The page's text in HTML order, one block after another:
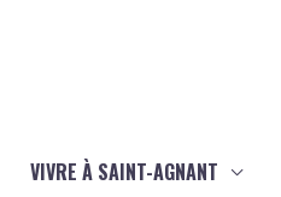
VIVRE À SAINT-AGNANT